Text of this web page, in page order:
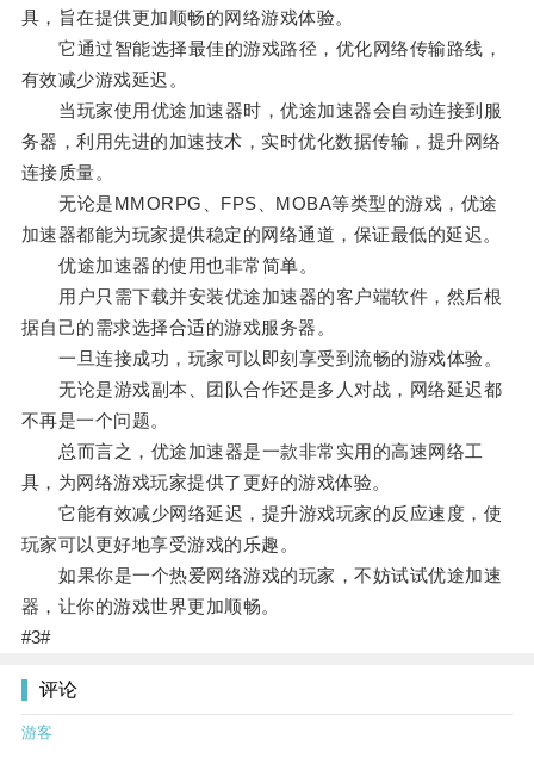
具，旨在提供更加顺畅的网络游戏体验。
它通过智能选择最佳的游戏路径，优化网络传输路线，
有效减少游戏延迟。
当玩家使用优途加速器时，优途加速器会自动连接到服
务器，利用先进的加速技术，实时优化数据传输，提升网络
连接质量。
无论是MMORPG、FPS、MOBA等类型的游戏，优途
加速器都能为玩家提供稳定的网络通道，保证最低的延迟。
优途加速器的使用也非常简单。
用户只需下载并安装优途加速器的客户端软件，然后根
据自己的需求选择合适的游戏服务器。
一旦连接成功，玩家可以即刻享受到流畅的游戏体验。
无论是游戏副本、团队合作还是多人对战，网络延迟都
不再是一个问题。
总而言之，优途加速器是一款非常实用的高速网络工
具，为网络游戏玩家提供了更好的游戏体验。
它能有效减少网络延迟，提升游戏玩家的反应速度，使
玩家可以更好地享受游戏的乐趣。
如果你是一个热爱网络游戏的玩家，不妨试试优途加速
器，让你的游戏世界更加顺畅。
#3#
评论
游客